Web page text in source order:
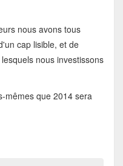
nous avons tous
cap lisible, et de
nous investissons
mêmes que 2014 sera